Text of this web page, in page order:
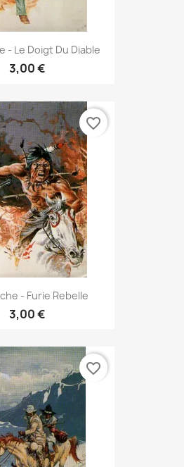
- Le Doigt Du Diable
3,00 €
- Furie Rebelle
3,00 €
favorite_border
favorite_border